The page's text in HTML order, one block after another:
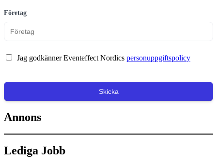
Företag
Jag godkänner Eventeffect Nordics personuppgiftspolicy
Skicka
Annons
Lediga Jobb